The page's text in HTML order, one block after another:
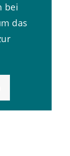
bei
das